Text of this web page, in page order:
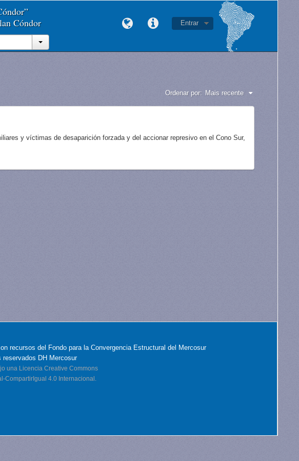
Cóndor
Entrar
Ordenar por: Mais recente
y víctimas de desaparición forzada y del accionar represivo en el Cono Sur,
recursos del Fondo para la Convergencia Estructural del Mercosur
DH Mercosur
una Licencia Creative Commons
CompartirIgual 4.0 Internacional.